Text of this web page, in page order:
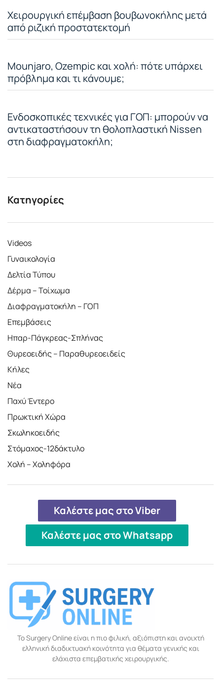
Χειρουργική επέμβαση βουβωνοκήλης μετά
από ριζική προστατεκτομή
Mounjaro, Ozempic και χολή: πότε υπάρχει
πρόβλημα και τι κάνουμε;
Ενδοσκοπικές τεχνικές για ΓΟΠ: μπορούν να
αντικαταστήσουν τη θολοπλαστική Nissen
στη διαφραγματοκήλη;
Κατηγορίες
Videos
Γυναικολογία
Δελτία Τύπου
Δέρμα – Τοίχωμα
Διαφραγματοκήλη – ΓΟΠ
Επεμβάσεις
Ηπαρ-Πάγκρεας-Σπλήνας
Θυρεοειδής – Παραθυρεοειδείς
Κήλες
Νέα
Παχύ Έντερο
Πρωκτική Χώρα
Σκωληκοειδής
Στόμαχος-12δάκτυλο
Χολή – Χοληφόρα
Καλέστε μας στο Viber
Καλέστε μας στο Whatsapp
Το Surgery Online είναι η πιο φιλική, αξιόπιστη και ανοιχτή
ελληνική διαδικτυακή κοινότητα για θέματα γενικής και
ελάχιστα επεμβατικής χειρουργικής.